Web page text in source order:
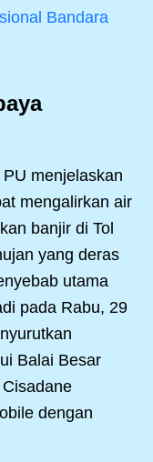
Bandara
menjelaskan
mengalirkan air
banjir di Tol
yang deras
utama
pada Rabu, 29
Balai Besar
dengan